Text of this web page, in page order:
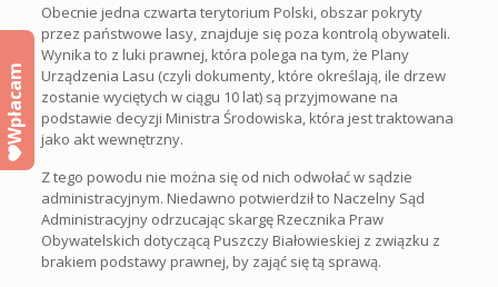
Obecnie jedna czwarta terytorium Polski, obszar pokryty
przez państwowe lasy, znajduje się poza kontrolą obywateli.
Wynika to z luki prawnej, która polega na tym, że Plany
Urządzenia Lasu (czyli dokumenty, które określają, ile drzew
zostanie wyciętych w ciągu 10 lat) są przyjmowane na
podstawie decyzji Ministra Środowiska, która jest traktowana
jako akt wewnętrzny.
Z tego powodu nie można się od nich odwołać w sądzie
administracyjnym. Niedawno potwierdził to Naczelny Sąd
Administracyjny odrzucając skargę Rzecznika Praw
Obywatelskich dotyczącą Puszczy Białowieskiej z związku z
brakiem podstawy prawnej, by zająć się tą sprawą.
Wpłacam